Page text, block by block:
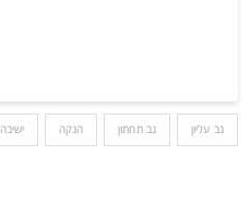
גב עליון גב תחתון הנקה ישיבה